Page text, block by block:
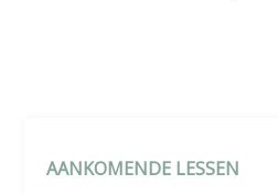
AANKOMENDE LESSEN